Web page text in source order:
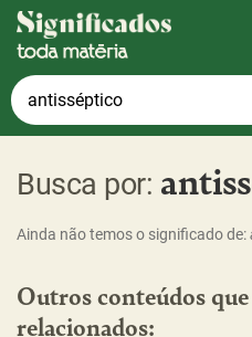
Significados
O
que
você
saber
Busca por:
Ainda não temos o significado de:
Outros conteúdos
relacionados: